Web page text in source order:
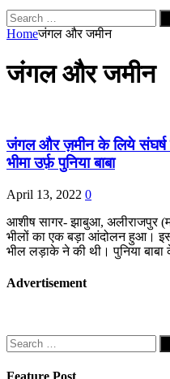
Search
for:
Homeजंगल और जमीन
जंगल और जमीन
जंगल और ज़मीन के लिये संघर्ष
भीमा उर्फ़ पुनिया बाबा
April 13, 2022 0
आशीष सागर- झाबुआ, अलीराजपुर
भीलों का एक बड़ा आंदोलन हुआ।
भील लड़ाके ने की थी। पुनिया बाबा
Advertisement
Search
for: